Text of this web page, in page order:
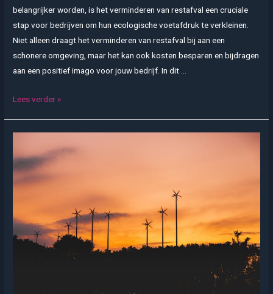
belangrijker worden, is het verminderen van restafval een cruciale
stap voor bedrijven om hun ecologische voetafdruk te verkleinen.
Niet alleen draagt het verminderen van restafval bij aan een
schonere omgeving, maar het kan ook kosten besparen en bijdragen
aan een positief imago voor jouw bedrijf. In dit …
5
als
bedrijf
minder
te
produceren
Lees verder »